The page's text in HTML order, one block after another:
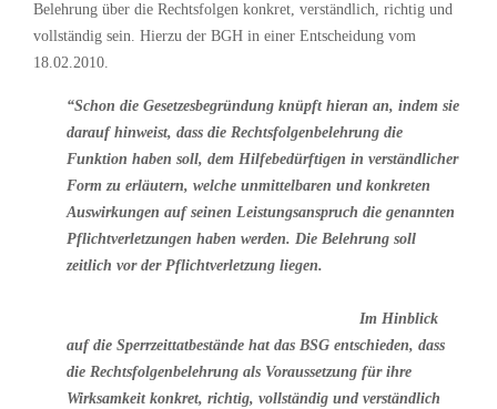
Belehrung über die Rechtsfolgen konkret, verständlich, richtig und
vollständig sein. Hierzu der BGH in einer Entscheidung vom
18.02.2010.
“Schon die Gesetzesbegründung knüpft hieran an, indem sie
darauf hinweist, dass die Rechtsfolgenbelehrung die
Funktion haben soll, dem Hilfebedürftigen in verständlicher
Form zu erläutern, welche unmittelbaren und konkreten
Auswirkungen auf seinen Leistungsanspruch die genannten
Pflichtverletzungen haben werden. Die Belehrung soll
zeitlich vor der Pflichtverletzung liegen.
Im Hinblick
auf die Sperrzeittatbestände hat das BSG entschieden, dass
die Rechtsfolgenbelehrung als Voraussetzung für ihre
Wirksamkeit konkret, richtig, vollständig und verständlich